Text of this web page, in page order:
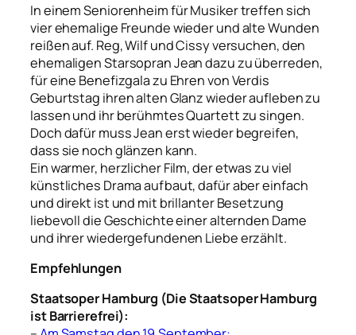
In einem Seniorenheim für Musiker treffen sich
vier ehemalige Freunde wieder und alte Wunden
reißen auf. Reg, Wilf und Cissy versuchen, den
ehemaligen Starsopran Jean dazu zu überreden,
für eine Benefizgala zu Ehren von Verdis
Geburtstag ihren alten Glanz wieder aufleben zu
lassen und ihr berühmtes Quartett zu singen.
Doch dafür muss Jean erst wieder begreifen,
dass sie noch glänzen kann.
Ein warmer, herzlicher Film, der etwas zu viel
künstliches Drama aufbaut, dafür aber einfach
und direkt ist und mit brillanter Besetzung
liebevoll die Geschichte einer alternden Dame
und ihrer wiedergefundenen Liebe erzählt.
Empfehlungen
Staatsoper Hamburg (Die Staatsoper Hamburg
ist Barrierefrei):